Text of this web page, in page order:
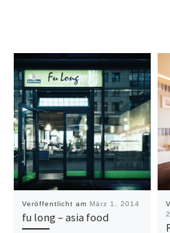
Veröffentlicht am März 1, 2014
fu long – asia food